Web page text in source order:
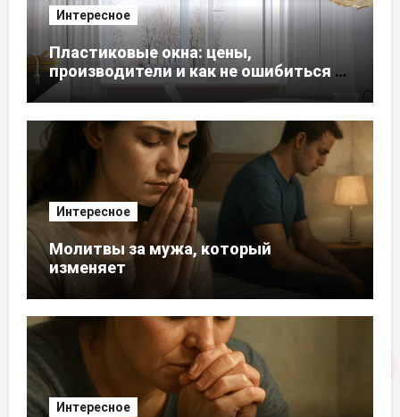
Интересное
Пластиковые окна: цены,
производители и как не ошибиться с
выбором
Интересное
Молитвы за мужа, который
изменяет
Интересное